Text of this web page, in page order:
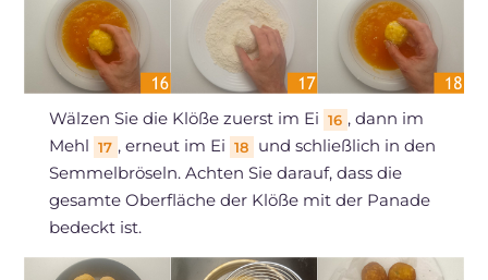
Wälzen Sie die Klöße zuerst im Ei 16 , dann im
Mehl 17 , erneut im Ei 18
und schließlich in den
Semmelbröseln. Achten Sie darauf, dass die
gesamte Oberfläche der Klöße mit der Panade
bedeckt ist.